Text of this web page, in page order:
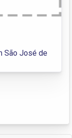
São José de